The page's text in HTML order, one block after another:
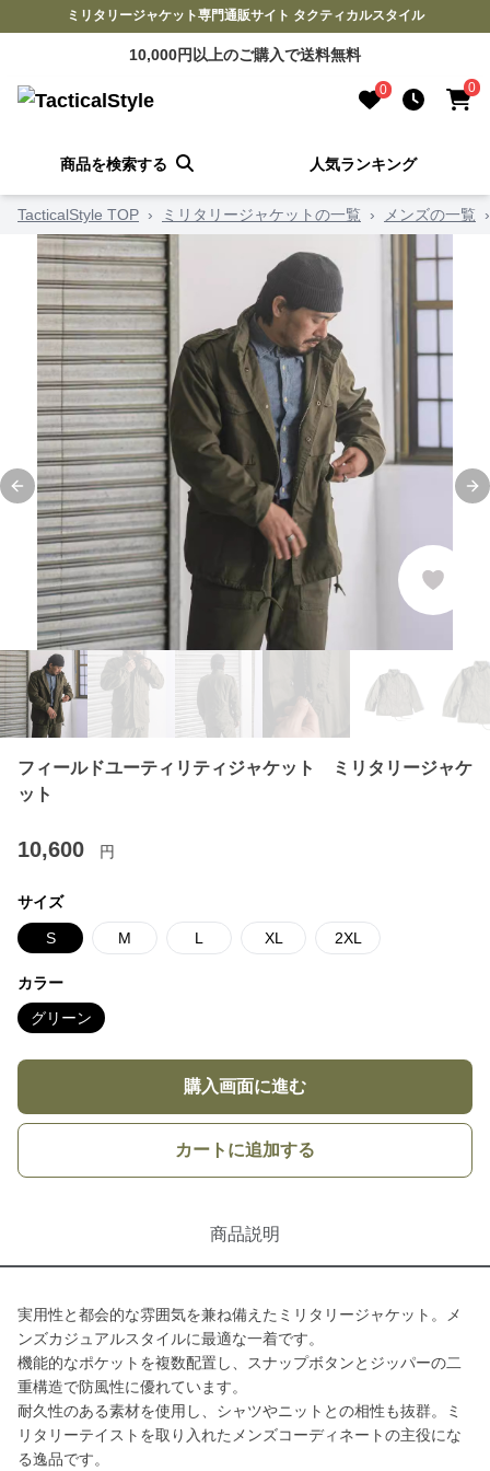
ミリタリージャケット専門通販サイト タクティカルスタイル
10,000円以上のご購入で送料無料
0 0
商品を検索する 人気ランキング
TacticalStyle TOP › ミリタリージャケットの一覧 › メンズの一覧 ›
Previous slide
フィールドユーティリティジャケット ミリタリージャケ
ット
10,600 円
サイズ
S M L XL 2XL
カラー
グリーン
購入画面に進む
カートに追加する
商品説明
実用性と都会的な雰囲気を兼ね備えたミリタリージャケット。メ
ンズカジュアルスタイルに最適な一着です。
機能的なポケットを複数配置し、スナップボタンとジッパーの二
重構造で防風性に優れています。
耐久性のある素材を使用し、シャツやニットとの相性も抜群。ミ
リタリーテイストを取り入れたメンズコーディネートの主役にな
る逸品です。